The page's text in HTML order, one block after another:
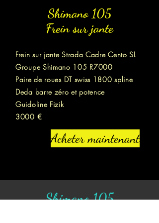
Shimano 105
Frein sur jante
Frein sur jante Strada Cadre Cento SL
Groupe Shimano 105 R7000
Paire de roues DT swiss 1800 spline
Deda barre zéro et potence
Guidoline Fizik
3000 €
Acheter maintenant
Shimano 105